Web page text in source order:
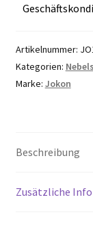
Artikelnummer:
Kategorien:
Marke: Jokon
Beschreibung
Zusätzliche